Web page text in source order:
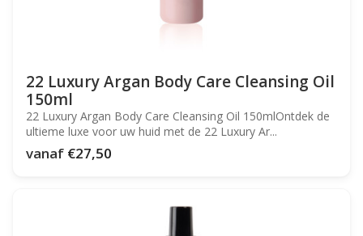
22 Luxury Argan Body Care Cleansing Oil
150ml
22 Luxury Argan Body Care Cleansing Oil 150mlOntdek de
ultieme luxe voor uw huid met de 22 Luxury Ar...
vanaf €27,50